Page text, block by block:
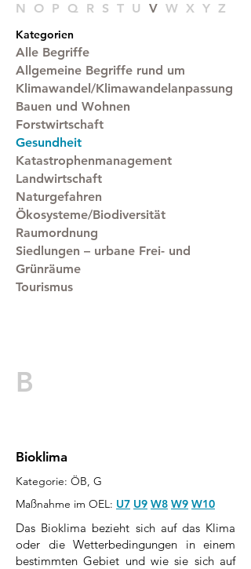
N O P Q R S T U V W X Y Z
Kategorien
Alle Begriffe
Allgemeine Begriffe rund um
Klimawandel/Klimawandelanpassung
Bauen und Wohnen
Forstwirtschaft
Gesundheit
Katastrophenmanagement
Landwirtschaft
Naturgefahren
Ökosysteme/Biodiversität
Raumordnung
Siedlungen – urbane Frei- und
Grünräume
Tourismus
B
Bioklima
Kategorie: ÖB, G
Maßnahme im OEL: U7 U9 W8 W9 W10
Das Bioklima bezieht sich auf das Klima
oder die Wetterbedingungen in einem
bestimmten Gebiet und wie sie sich auf